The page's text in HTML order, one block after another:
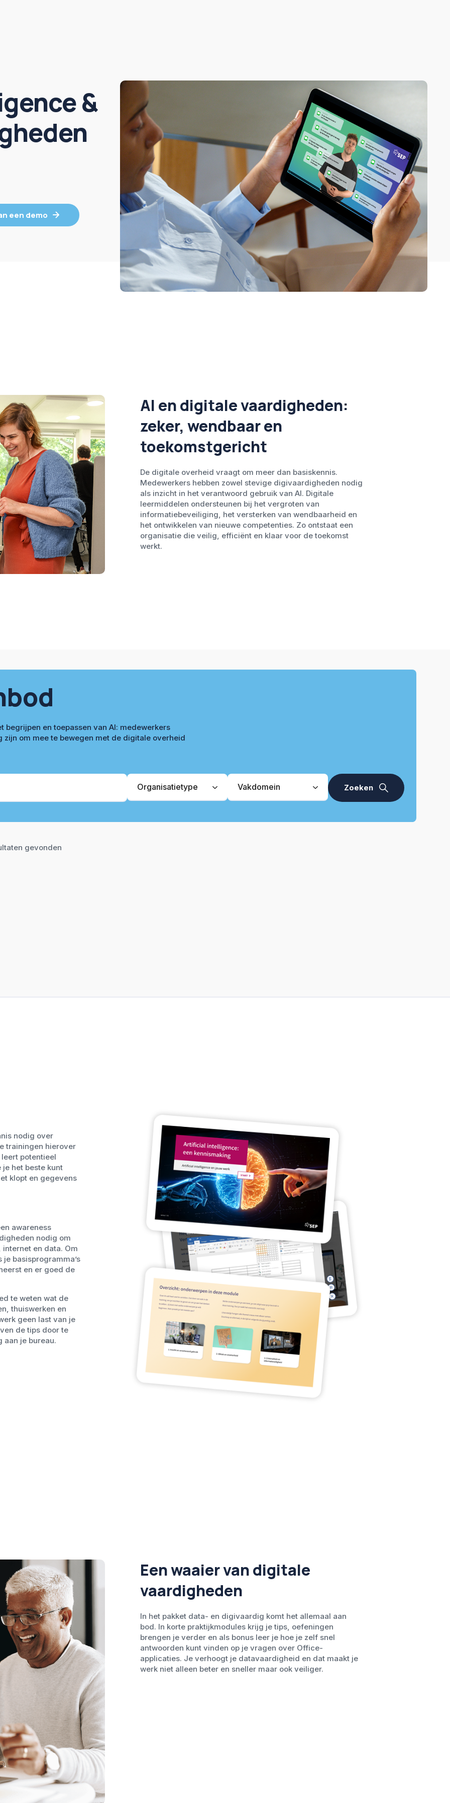
&
een demo
AI en digitale vaardigheden:
zeker, wendbaar en
toekomstgericht
De digitale overheid vraagt om meer dan basiskennis.
Medewerkers hebben zowel stevige digivaardigheden nodig
als inzicht in het verantwoord gebruik van AI. Digitale
leermiddelen ondersteunen bij het vergroten van
informatiebeveiliging, het versterken van wendbaarheid en
het ontwikkelen van nieuwe competenties. Zo ontstaat een
organisatie die veilig, efficiënt en klaar voor de toekomst
werkt.
en toepassen van AI: medewerkers
om mee te bewegen met de digitale overheid
Organisatietype
Organisatietype Pijl
Vakdomein
Vakdomein Pijl Zoeken
gevonden
nodig over
trainingen hierover
potentieel
het beste kunt
klopt en gegevens
awareness
nodig om
en data. Om
basisprogramma’s
en er goed de
te weten wat de
thuiswerken en
geen last van je
de tips door te
aan je bureau.
Een waaier van digitale
vaardigheden
In het pakket data- en digivaardig komt het allemaal aan
bod. In korte praktijkmodules krijg je tips, oefeningen
brengen je verder en als bonus leer je hoe je zelf snel
antwoorden kunt vinden op je vragen over Office-
applicaties. Je verhoogt je datavaardigheid en dat maakt je
werk niet alleen beter en sneller maar ook veiliger.